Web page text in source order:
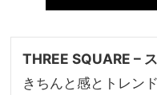
THREE SQUARE –
きちんと感とトレン